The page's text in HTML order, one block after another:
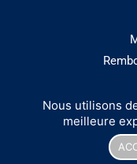
Nous utilisons
meilleure